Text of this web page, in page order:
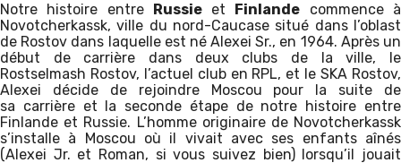
Notre histoire entre
Russieet Finlande commence à
Novotcherkassk, ville du nord-Caucase situé dans l’oblast
de Rostov dans laquelle est né Alexei Sr., en 1964. Après un
début de carrière dans deux clubs de la ville, le
Rostselmash Rostov, l’actuel club en RPL, et le SKA Rostov,
Alexei décide de rejoindre Moscou pour la suite de
sa carrière et la seconde étape de notre histoire entre
Finlande et Russie. L’homme originaire de Novotcherkassk
s’installe à Moscou où il vivait avec ses enfants aînés
(Alexei Jr. et Roman, si vous suivez bien) lorsqu’il jouait